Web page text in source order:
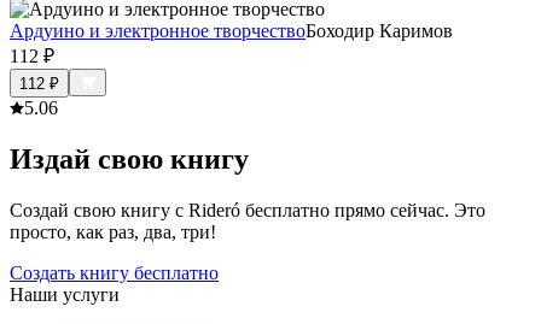
Ардуино и электронное творчествоБоходир Каримов
112 ₽
112 ₽
5.06
Издай свою книгу
Создай свою книгу с Rideró бесплатно прямо сейчас. Это
просто, как раз, два, три!
Создать книгу бесплатно
Наши услуги